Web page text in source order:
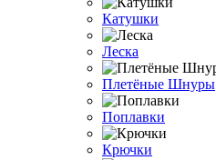
Катушки
Леска
Плетёные Шнуры
Поплавки
Крючки